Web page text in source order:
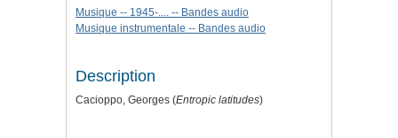
Musique -- 1945-.... -- Bandes audio
Musique instrumentale -- Bandes audio
Description
Cacioppo, Georges (Entropic latitudes)